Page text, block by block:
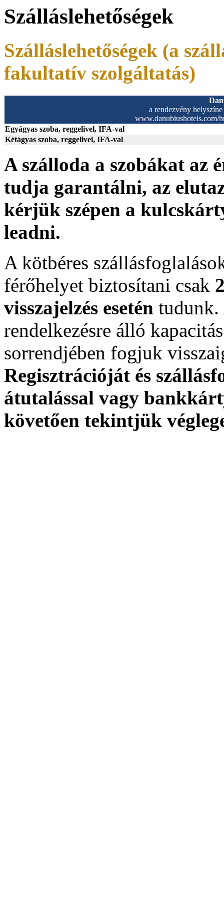
Szálláslehetőségek
Szálláslehetőségek (a
fakultatív szolgáltatás)
a rendezvény
www.danubiushotels.com/
Egyágyas szoba, reggelivel, IFA-val
Kétágyas szoba, reggelivel, IFA-val
A szálloda a szobákat az
tudja garantálni, az
kérjük szépen a
leadni.
A kötbéres
férőhelyet biztosítani csak
visszajelzés esetén tudunk.
rendelkezésre álló
sorrendjében fogjuk
Regisztrációját és
átutalással vagy
követően tekintjük